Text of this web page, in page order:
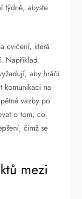
týdně, abyste
cvičení, která
Například
aby hráči
komunikaci na
vazby po
o tom, co
čímž se
mezi